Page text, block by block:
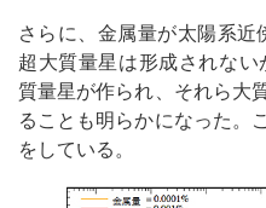
さらに、金属量が太陽系
超大質量星は形成されな
質量星が作られ、それら大
ることも明らかになった。
をしている。